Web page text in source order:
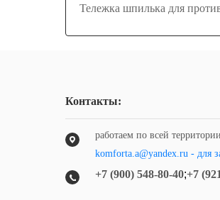
Тележка шпилька для
Контакты:
работаем по всей
komforta.a@yandex.ru - для
+7 (900) 548-80-40;+7